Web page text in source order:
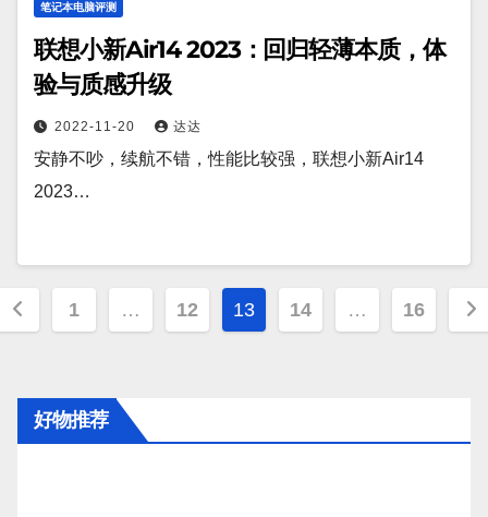
笔记本电脑评测
联想小新Air14 2023：回归轻薄本质，体
验与质感升级
2022-11-20 达达
安静不吵，续航不错，性能比较强，联想小新Air14
2023…
1 … 12 13 14 … 16
好物推荐